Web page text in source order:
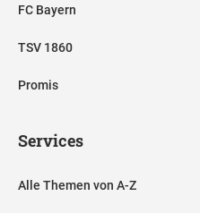
FC Bayern
TSV 1860
Promis
Services
Alle Themen von A-Z